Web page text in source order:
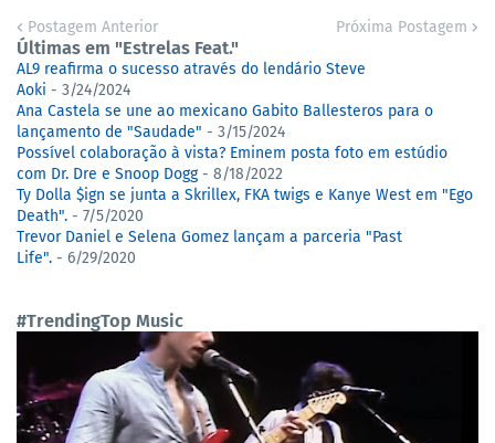
Postagem Anterior Próxima Postagem
Últimas em "Estrelas Feat."
AL9 reafirma o sucesso através do lendário Steve
Aoki - 3/24/2024
Ana Castela se une ao mexicano Gabito Ballesteros para o
lançamento de "Saudade" - 3/15/2024
Possível colaboração à vista? Eminem posta foto em estúdio
com Dr. Dre e Snoop Dogg- 8/18/2022
Ty Dolla $ign se junta a Skrillex, FKA twigs e Kanye West em "Ego
Death". - 7/5/2020
Trevor Daniel e Selena Gomez lançam a parceria "Past
Life". - 6/29/2020
#TrendingTop Music